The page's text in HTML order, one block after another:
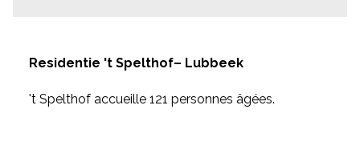
Residentie 't Spelthof– Lubbeek
't Spelthof accueille 121 personnes âgées.